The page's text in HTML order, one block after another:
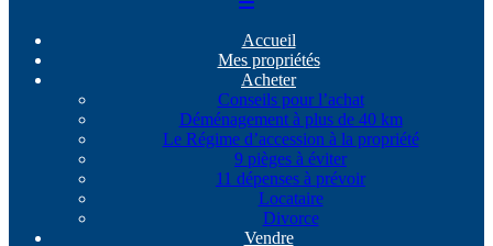
Accueil
Mes propriétés
Acheter
Conseils pour l’achat
Déménagement à plus de 40 km
Le Régime d’accession à la propriété
9 pièges à éviter
11 dépenses à prévoir
Locataire
Divorce
Vendre